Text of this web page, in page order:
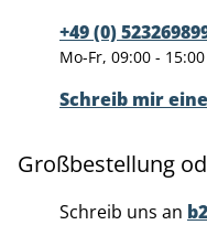
+49 (0)
Mo-Fr, 09:00 -
Schreib mir
Großbestellung
Schreib uns an